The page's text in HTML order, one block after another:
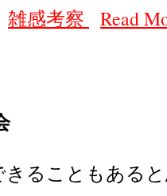
雑感考察 Read
きることもある